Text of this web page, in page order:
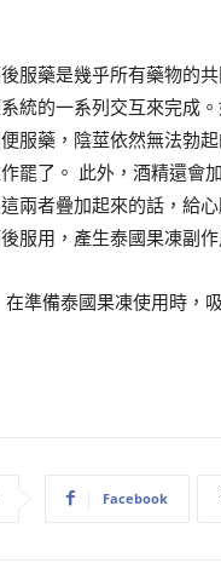
服藥是幾乎所有藥物的
統的一系列交互來完成
服藥，陰莖依然無法勃
罷了。 此外，酒精還會
兩者疊加起來的話，給
服用，產生泰國果凍副作
在準備泰國果凍使用時，
Facebook